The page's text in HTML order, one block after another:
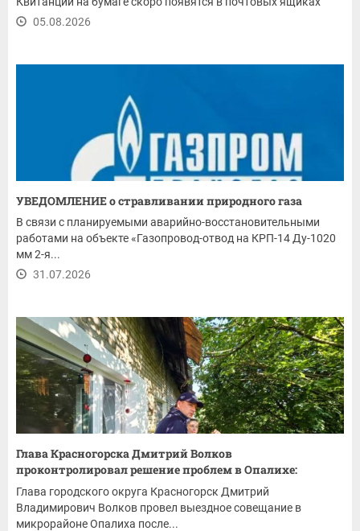
05.08.2026
УВЕДОМЛЕНИЕ о стравливании природного газа
В связи с планируемыми аварийно-восстановительными
работами на объекте «Газопровод-отвод на КРП-14 Ду-1020
мм 2-я...
31.07.2026
Глава Красногорска Дмитрий Волков
проконтролировал решение проблем в Опалихе:
ремонт...
Глава городского округа Красногорск Дмитрий
Владимирович Волков провел выездное совещание в
микрорайоне Опалиха после...